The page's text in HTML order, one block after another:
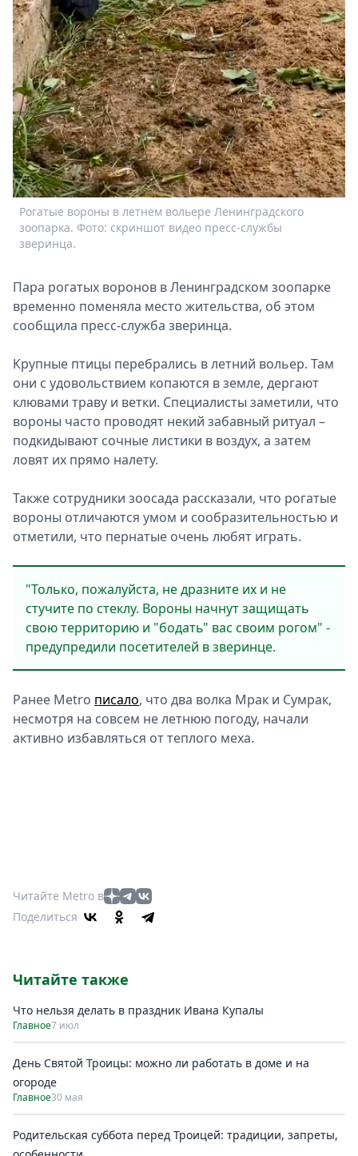
Рогатые вороны в летнем вольере Ленинградского
зоопарка. Фото: скриншот видео пресс-службы
зверинца.
Пара рогатых воронов в Ленинградском зоопарке
временно поменяла место жительства, об этом
сообщила пресс-служба зверинца.
Крупные птицы перебрались в летний вольер. Там
они с удовольствием копаются в земле, дергают
клювами траву и ветки. Специалисты заметили, что
вороны часто проводят некий забавный ритуал –
подкидывают сочные листики в воздух, а затем
ловят их прямо налету.
Также сотрудники зоосада рассказали, что рогатые
вороны отличаются умом и сообразительностью и
отметили, что пернатые очень любят играть.
"Только, пожалуйста, не дразните их и не
стучите по стеклу. Вороны начнут защищать
свою территорию и "бодать" вас своим рогом" -
предупредили посетителей в зверинце.
Ранее Metro писало, что два волка Мрак и Сумрак,
несмотря на совсем не летнюю погоду, начали
активно избавляться от теплого меха.
Читайте Metro в
Поделиться
Читайте также
Что нельзя делать в праздник Ивана Купалы
Главное7 июл
День Святой Троицы: можно ли работать в доме и на
огороде
Главное30 мая
Родительская суббота перед Троицей: традиции, запреты,